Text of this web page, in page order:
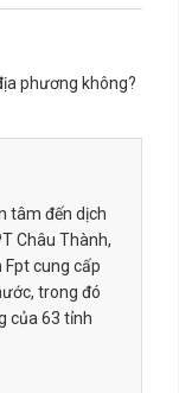
phương không?
tâm đến dịch
Châu Thành,
Fpt cung cấp
trong đó
của 63 tỉnh